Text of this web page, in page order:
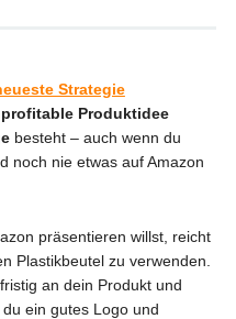
Strategie
Produktidee
besteht – auch wenn du
noch nie etwas auf Amazon
präsentieren willst, reicht
Plastikbeutel zu verwenden.
an dein Produkt und
ein gutes Logo und